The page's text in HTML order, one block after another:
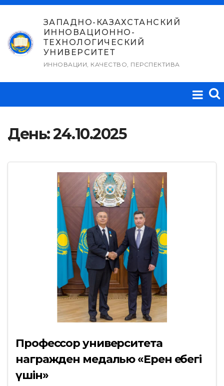
Перейти
содержимому
ЗАПАДНО-КАЗАХСТАНСКИЙ
ИННОВАЦИОННО-
ТЕХНОЛОГИЧЕСКИЙ
УНИВЕРСИТЕТ
ИННОВАЦИИ, КАЧЕСТВО, ПЕРСПЕКТИВА
День:24.10.2025
Профессор университета
награжден медалью «Ерен еңбегі
үшін»